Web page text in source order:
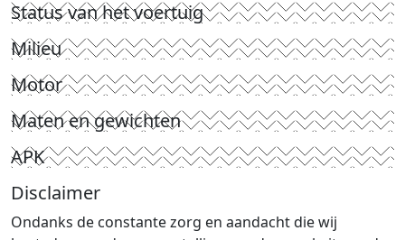
Status van het voertuig
Milieu
Motor
Maten en gewichten
APK
Disclaimer
Ondanks de constante zorg en aandacht die wij